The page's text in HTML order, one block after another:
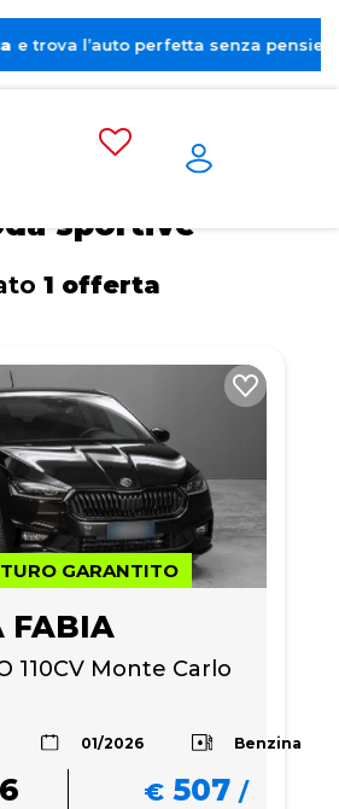
l’auto perfetta senza pensieri. ❤️
Sportive
sportive
1 offerta
GARANTITO
FABIA
110CV Monte Carlo
01/2026 Benzina
€ 507 /